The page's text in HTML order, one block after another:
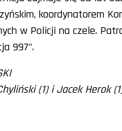
koordynatorem
w Policji na czele.
997”.
(1) i Jacek Herok